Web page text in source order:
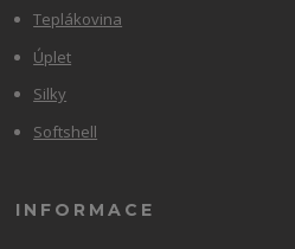
Teplákovina
Úplet
Silky
Softshell
INFORMACE